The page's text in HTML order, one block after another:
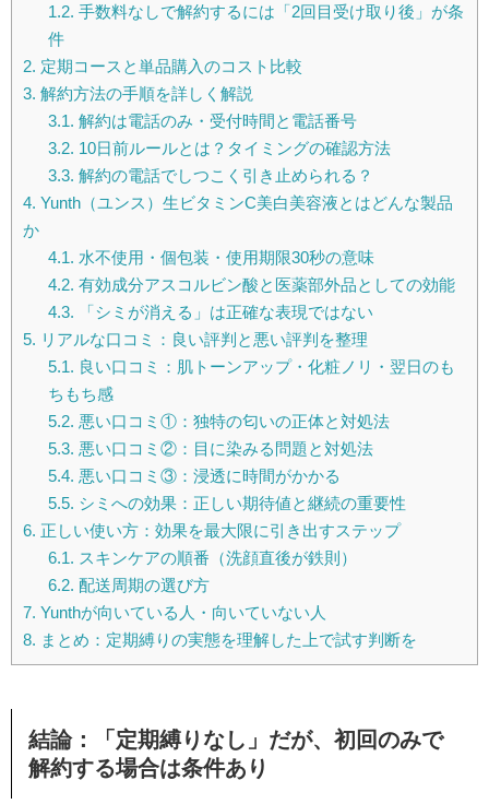
1.2. 手数料なしで解約するには「2回目受け取り後」が条
件
2. 定期コースと単品購入のコスト比較
3. 解約方法の手順を詳しく解説
3.1. 解約は電話のみ・受付時間と電話番号
3.2. 10日前ルールとは？タイミングの確認方法
3.3. 解約の電話でしつこく引き止められる？
4. Yunth（ユンス）生ビタミンC美白美容液とはどんな製品
か
4.1. 水不使用・個包装・使用期限30秒の意味
4.2. 有効成分アスコルビン酸と医薬部外品としての効能
4.3. 「シミが消える」は正確な表現ではない
5. リアルな口コミ：良い評判と悪い評判を整理
5.1. 良い口コミ：肌トーンアップ・化粧ノリ・翌日のも
ちもち感
5.2. 悪い口コミ①：独特の匂いの正体と対処法
5.3. 悪い口コミ②：目に染みる問題と対処法
5.4. 悪い口コミ③：浸透に時間がかかる
5.5. シミへの効果：正しい期待値と継続の重要性
6. 正しい使い方：効果を最大限に引き出すステップ
6.1. スキンケアの順番（洗顔直後が鉄則）
6.2. 配送周期の選び方
7. Yunthが向いている人・向いていない人
8. まとめ：定期縛りの実態を理解した上で試す判断を
結論：「定期縛りなし」だが、初回のみで
解約する場合は条件あり